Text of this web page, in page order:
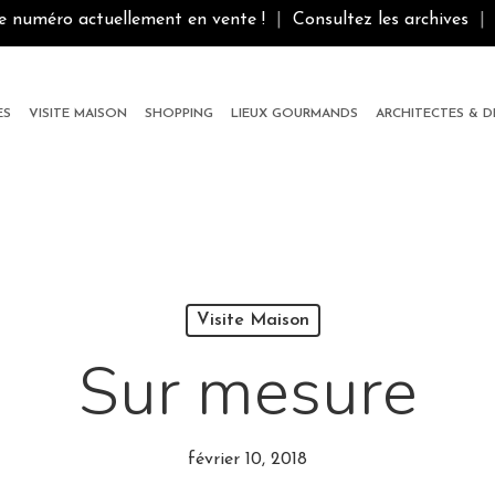
numéro actuellement en vente ! Consultez les archives
VISITE MAISON SHOPPING LIEUX GOURMANDS ARCHITECTES &
Visite Maison
Sur mesure
février 10, 2018